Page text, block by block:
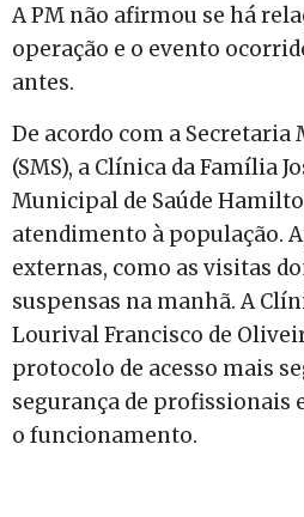
A PM não afirmou se há
operação e o evento
antes.
De acordo com a Secretaria
(SMS), a Clínica da Família
Municipal de Saúde
atendimento à população.
externas, como as visitas
suspensas na manhã. A
Lourival Francisco de
protocolo de acesso mais
segurança de profissionais
o funcionamento.